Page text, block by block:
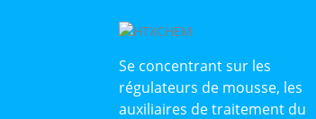
Se concentrant sur les
régulateurs de mousse, les
auxiliaires de traitement du